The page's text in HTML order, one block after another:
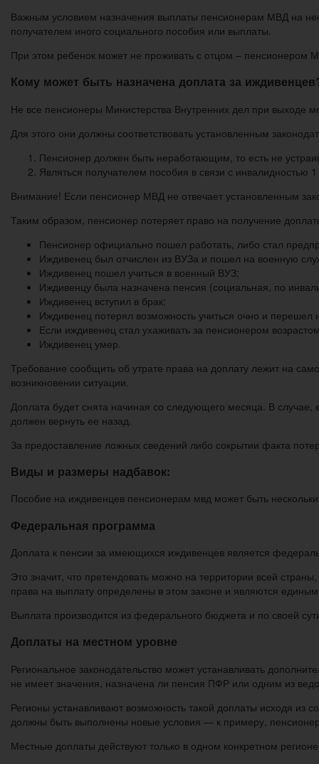
Важным условием назначения выплаты пенсионерам МВД на
получателем иного социального пособия или выплаты.
При этом ребенок может не проживать с отцом – пенсионером
Кому может быть назначена доплата за
Не все пенсионеры Министерства Внутренних дел при выходе
Для этого они должны соответствовать установленным
Пенсионер должен быть неработающим, то есть не
Являться получателем пособия в связи с инвалидностью
Внимание! Если пенсионер МВД не отвечает установленным
Таким образом, пенсионер потеряет право на получение
Пенсионер официально пошел работать, либо стал
Иждивенец был отчислен из ВУЗа и пошел на военную
Иждивенец пошел учиться в военный ВУЗ;
Иждивенцу была назначена пенсия (социальная, по
Иждивенец вступил в брак;
Иждивенец потерял возможность учиться очно и
Если иждивенец стал ухаживать за пенсионером
Иждивенец умер.
Требование сообщить об утрате права на доплату лежит на
возникновении ситуации.
Доплата будет снята начиная со следующего месяца. В
должен вернуть ее назад.
За предоставление ложных сведений либо сокрытии факта
Виды и размеры надбавок:
Пособие на иждивенцев пенсионерам мвд может быть
Федеральная программа
Доплата к пенсии за имеющихся иждивенцев является
Это значит, что претендовать можно на территории всей
права на выплату определены в этом законе и являются
Выплата производится из федерального бюджета и по своей
Доплаты на местном уровне
Региональное законодательство может устанавливать
не имеет значения, назначена ли пенсия ПФР или одним из
Регионы устанавливают возможность такой доплаты исходя
должны быть выполнены новые условия — к примеру,
Местные доплаты действуют только в одном конкретном